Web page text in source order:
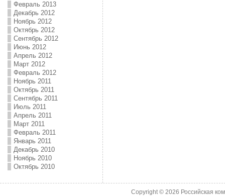
Февраль 2013
Декабрь 2012
Ноябрь 2012
Октябрь 2012
Сентябрь 2012
Июнь 2012
Апрель 2012
Март 2012
Февраль 2012
Ноябрь 2011
Октябрь 2011
Сентябрь 2011
Июль 2011
Апрель 2011
Март 2011
Февраль 2011
Январь 2011
Декабрь 2010
Ноябрь 2010
Октябрь 2010
Copyright © 2026 Российская